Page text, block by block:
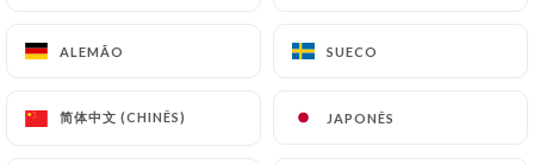
ALEMÃO SUECO
简体中文 (CHINÊS) JAPONÊS
ALEMÃO SUECO
简体中文 (CHINÊS) JAPONÊS